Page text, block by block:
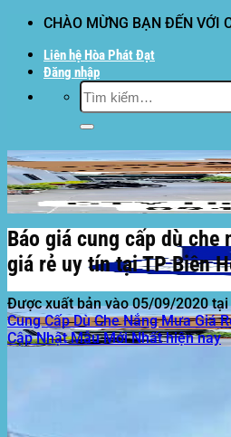
dung
CHÀO MỪNG BẠN ĐẾN VỚI
Liên hệ Hòa Phát Đạt
Đăng nhập
Tìm
kiếm:
Báo giá cung cấp dù che
giá rẻ uy tín tại TP Biên
Được xuất bản vào05/09/2020tại
Cung Cấp Dù Che Nắng Mưa Giá
Cập Nhật Mẫu Mới Nhất hiện nay